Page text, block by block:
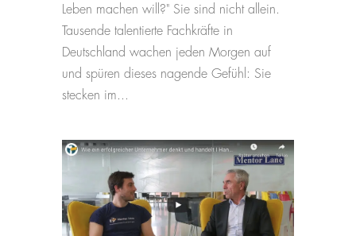
Leben machen will?" Sie sind nicht allein.
Tausende talentierte Fachkräfte in
Deutschland wachen jeden Morgen auf
und spüren dieses nagende Gefühl: Sie
stecken im...